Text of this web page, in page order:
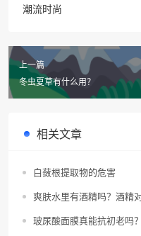
潮流时尚
上一篇
冬虫夏草有什么用？
相关文章
白蔹根提取物的危害
爽肤水里有酒精吗？酒精
玻尿酸面膜真能抗初老吗？